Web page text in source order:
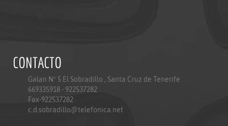
CONTACTO
Galan Nº 5 El Sobradillo , Santa Cruz de Tenerife
669335918 - 922537282
Fax-922537282
c.d.sobradillo@telefonica.net